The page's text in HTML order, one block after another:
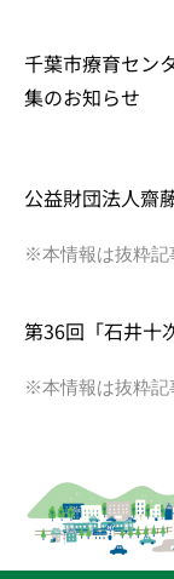
千葉市療育セン
集のお知らせ
公益財団法人齋
※本情報は抜粋記
第36回「石井十
※本情報は抜粋記